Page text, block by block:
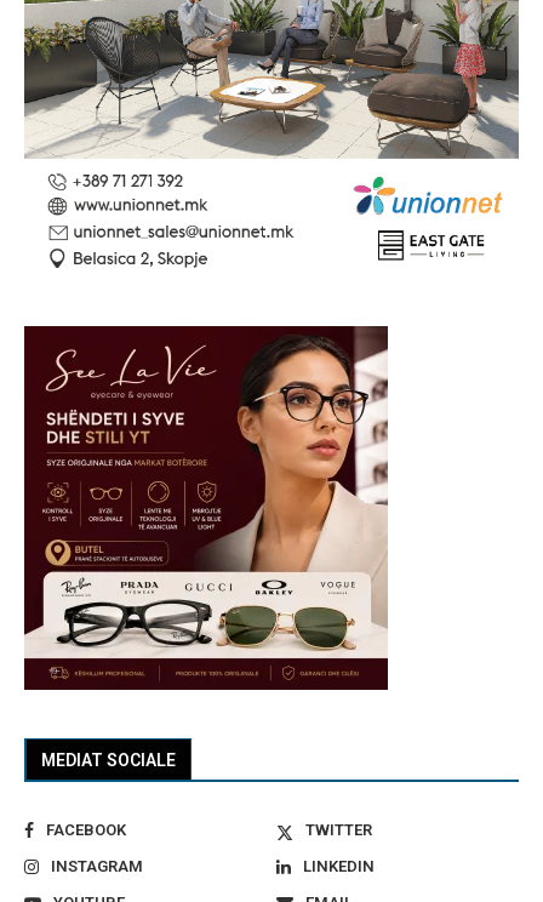
MEDIAT SOCIALE
FACEBOOK
TWITTER
INSTAGRAM
LINKEDIN